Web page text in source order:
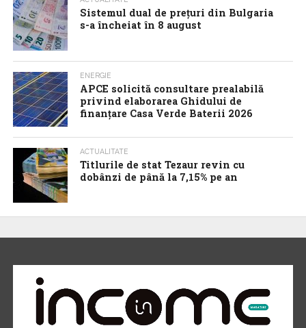
Sistemul dual de prețuri din Bulgaria
s-a încheiat în 8 august
ENERGIE
APCE solicită consultare prealabilă
privind elaborarea Ghidului de
finanțare Casa Verde Baterii 2026
ACTUALITATE
Titlurile de stat Tezaur revin cu
dobânzi de până la 7,15% pe an